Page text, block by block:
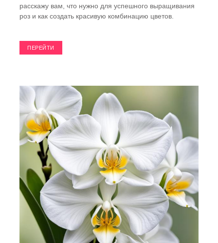
расскажу вам, что нужно для успешного выращивания
роз и как создать красивую комбинацию цветов.
ПЕРЕЙТИ